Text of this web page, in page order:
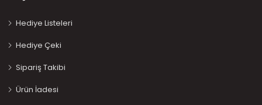
Hediye Listeleri
Hediye Çeki
Sipariş Takibi
Ürün İadesi